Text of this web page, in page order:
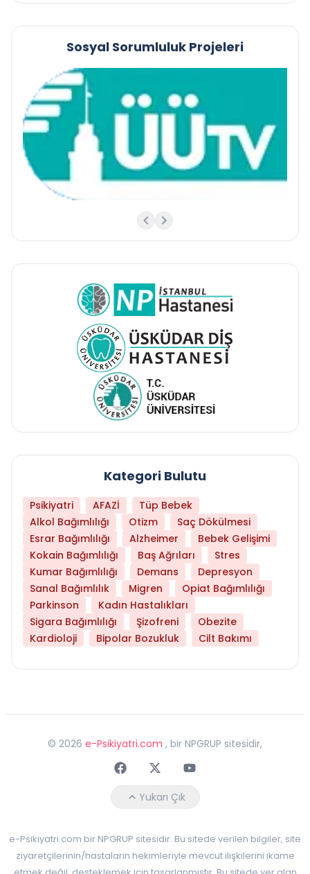
Sosyal Sorumluluk Projeleri
Kategori Bulutu
Psikiyatri AFAZİ
Tüp Bebek
Alkol Bağımlılığı
Otizm
Saç Dökülmesi
Esrar Bağımlılığı
Alzheimer
Bebek Gelişimi
Kokain Bağımlılığı
Baş Ağrıları
Stres
Kumar Bağımlılığı
Demans
Depresyon
Sanal Bağımlılık
Migren
Opiat Bağımlılığı
Parkinson
Kadın Hastalıkları
Sigara Bağımlılığı
Şizofreni
Obezite
Kardioloji
Bipolar Bozukluk Cilt Bakımı
© 2026 e-Psikiyatri.com , bir NPGRUP sitesidir,
FaceebokTwitterYoutube
Yukarı Çık
e-Psikiyatri.com bir NPGRUP sitesidir. Bu sitede verilen bilgiler, site
ziyaretçilerinin/hastaların hekimleriyle mevcut ilişkilerini ikame